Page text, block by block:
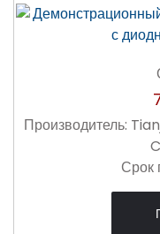
Производитель:
Срок